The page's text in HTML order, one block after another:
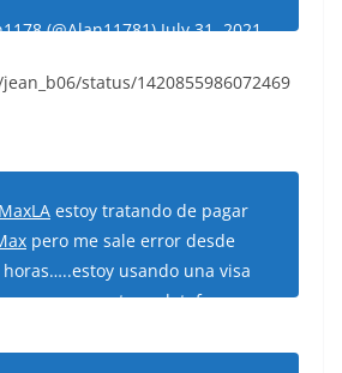
(@Alan11781)July 31, 2021
status/1420855986072469
estoy tratando de pagar
pero me sale error desde
horas…..estoy usando una visa
para pagar otras plataforma y
con HBO me da